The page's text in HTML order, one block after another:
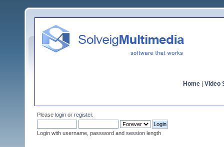
Home Video
Please login or register.
Login with username, password and session length